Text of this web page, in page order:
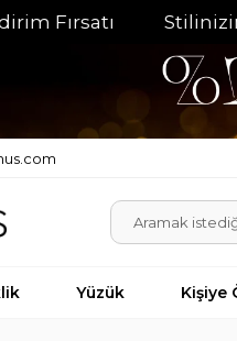
Stilinizin
Yüzük Kişiye